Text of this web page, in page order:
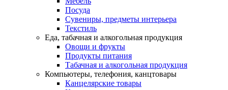
Посуда
Сувениры, предметы интерьера
Текстиль
Еда, табачная и алкогольная продукция
Овощи и фрукты
Продукты питания
Табачная и алкогольная продукция
Компьютеры, телефония, канцтовары
Канцелярские товары